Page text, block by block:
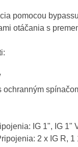
pomocou bypassu
otáčania s
ochranným
IG 1", IG
2 x IG R,